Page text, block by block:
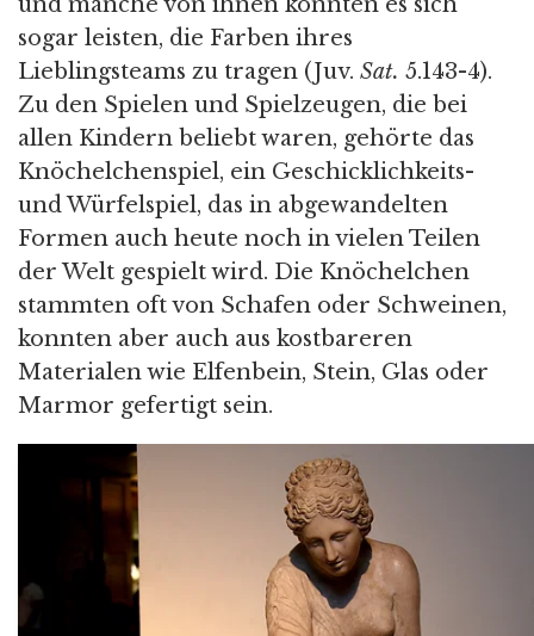
sogar leisten, die Farben ihres
Lieblingsteams zu tragen (Juv. Sat. 5.143-4).
Zu den Spielen und Spielzeugen, die bei
allen Kindern beliebt waren, gehörte das
Knöchelchenspiel, ein Geschicklichkeits-
und Würfelspiel, das in abgewandelten
Formen auch heute noch in vielen Teilen
der Welt gespielt wird. Die Knöchelchen
stammten oft von Schafen oder Schweinen,
konnten aber auch aus kostbareren
Materialen wie Elfenbein, Stein, Glas oder
Marmor gefertigt sein.